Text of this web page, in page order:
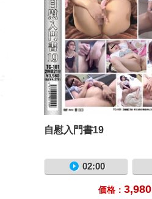
自慰入門書19
02:00
価格： 3,980